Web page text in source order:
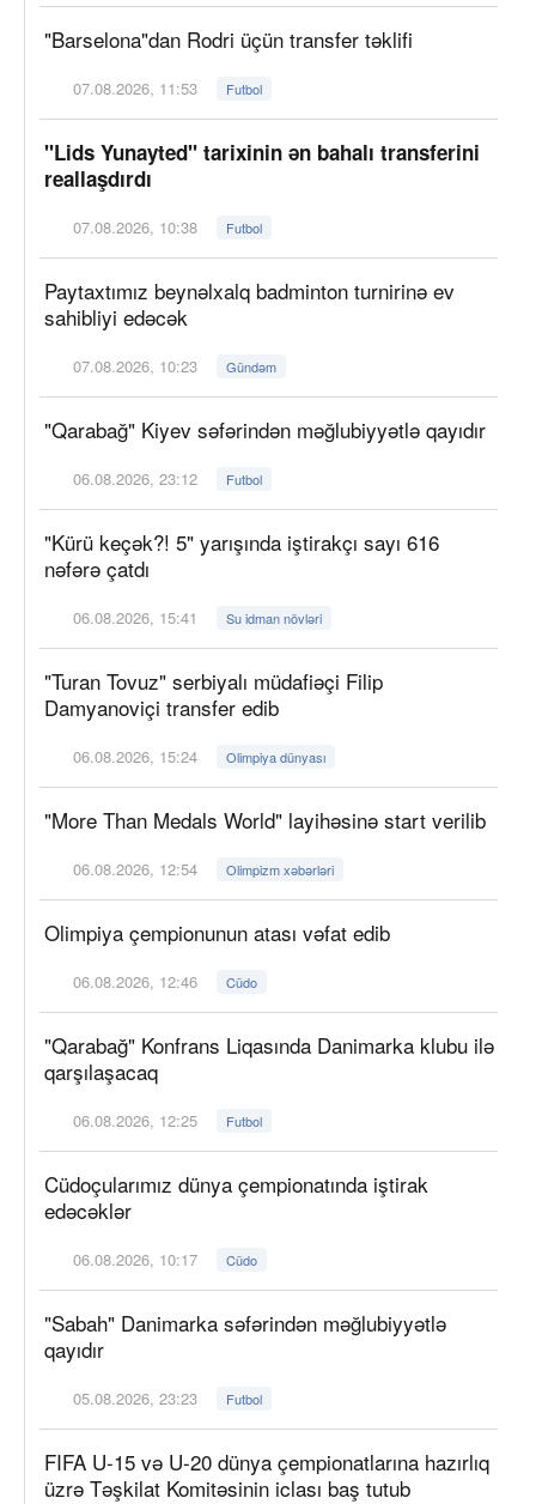
"Barselona"dan Rodri üçün transfer təklifi
07.08.2026, 11:53 Futbol
"Lids Yunayted" tarixinin ən bahalı transferini
reallaşdırdı
07.08.2026, 10:38 Futbol
Paytaxtımız beynəlxalq badminton turnirinə ev
sahibliyi edəcək
07.08.2026, 10:23 Gündəm
"Qarabağ" Kiyev səfərindən məğlubiyyətlə qayıdır
06.08.2026, 23:12 Futbol
"Kürü keçək?! 5" yarışında iştirakçı sayı 616
nəfərə çatdı
06.08.2026, 15:41 Su idman növləri
"Turan Tovuz" serbiyalı müdafiəçi Filip
Damyanoviçi transfer edib
06.08.2026, 15:24 Olimpiya dünyası
"More Than Medals World" layihəsinə start verilib
06.08.2026, 12:54 Olimpizm xəbərləri
Olimpiya çempionunun atası vəfat edib
06.08.2026, 12:46 Cüdo
"Qarabağ" Konfrans Liqasında Danimarka klubu ilə
qarşılaşacaq
06.08.2026, 12:25 Futbol
Cüdoçularımız dünya çempionatında iştirak
edəcəklər
06.08.2026, 10:17 Cüdo
"Sabah" Danimarka səfərindən məğlubiyyətlə
qayıdır
05.08.2026, 23:23 Futbol
FIFA U-15 və U-20 dünya çempionatlarına hazırlıq
üzrə Təşkilat Komitəsinin iclası baş tutub